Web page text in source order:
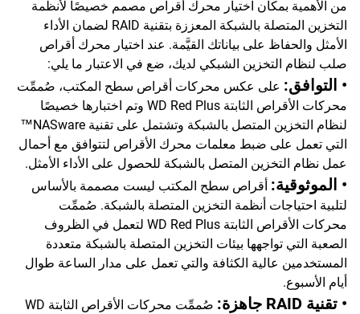
من الأهمية بمكان اختيار محرك أقراص مصمم خصيصًا لأنظمة
التخزين المتصلة بالشبكة المعززة بتقنية RAID لضمان الأداء
الأمثل والحفاظ على بياناتك القيَّمة. عند اختيار محرك أقراص
صلب لنظام التخزين الشبكي لديك، ضع في الاعتبار ما يلي:
• التوافق: على عكس محركات أقراص سطح المكتب، صُممِّت
محركات الأقراص الثابتة WD Red Plus وتم اختبارها خصيصًا
لنظام التخزين المتصل بالشبكة وتشتمل على تقنية NASware™
التي تعمل على ضبط معلمات محرك الأقراص لتتوافق مع أحمال
عمل نظام التخزين المتصل بالشبكة للحصول على الأداء الأمثل.
• الموثوقية: أقراص سطح المكتب ليست مصممة بالأساس
لتلبية احتياجات أنظمة التخزين المتصلة بالشبكة. صُممِّت
محركات الأقراص الثابتة WD Red Plus لتعمل في الظروف
الصعبة التي تواجهها بيئات التخزين المتصلة بالشبكة متعددة
المستخدمين عالية الكثافة والتي تعمل على مدار الساعة طوال
أيام الأسبوع.
• تقنية RAID جاهزة:
صُممِّت محركات الأقراص الثابتة WD